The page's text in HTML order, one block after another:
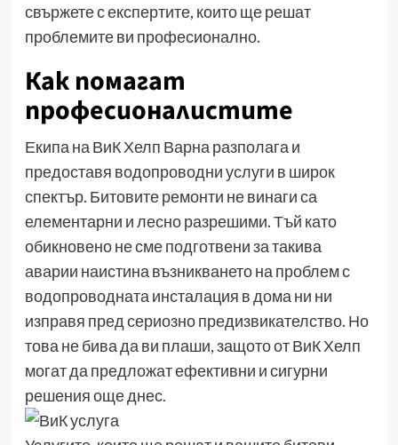
свържете с експертите, които ще решат
проблемите ви професионално.
Как помагат
професионалистите
Екипа на ВиК Хелп Варна разполага и
предоставя водопроводни услуги в широк
спектър. Битовите ремонти не винаги са
елементарни и лесно разрешими. Тъй като
обикновено не сме подготвени за такива
аварии наистина възникването на проблем с
водопроводната инсталация в дома ни ни
изправя пред сериозно предизвикателство. Но
това не бива да ви плаши, защото от ВиК Хелп
могат да предложат ефективни и сигурни
решения още днес.